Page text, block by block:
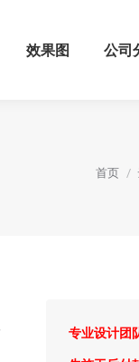
效果图 公司
您在
首页
专业设计团